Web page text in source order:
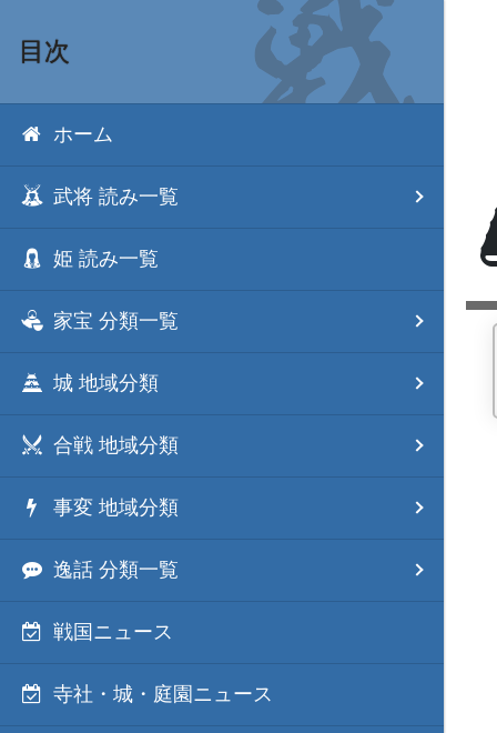
目次
ホーム
武将 読み一覧
姫 読み一覧
家宝 分類一覧
城 地域分類
合戦 地域分類
事変 地域分類
逸話 分類一覧
戦国ニュース
寺社・城・庭園ニュース